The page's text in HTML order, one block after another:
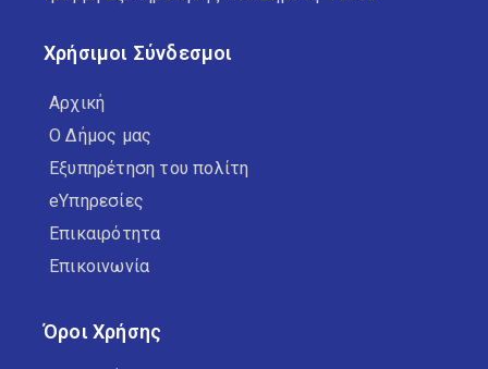
Χρήσιμοι Σύνδεσμοι
Αρχική
Ο Δήμος μας
Εξυπηρέτηση του πολίτη
eΥπηρεσίες
Επικαιρότητα
Επικοινωνία
Όροι Χρήσης